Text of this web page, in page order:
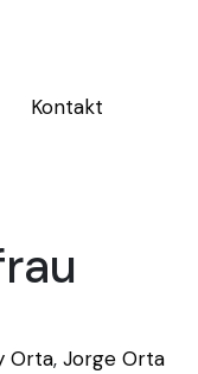
Kontakt
Orta, Jorge Orta